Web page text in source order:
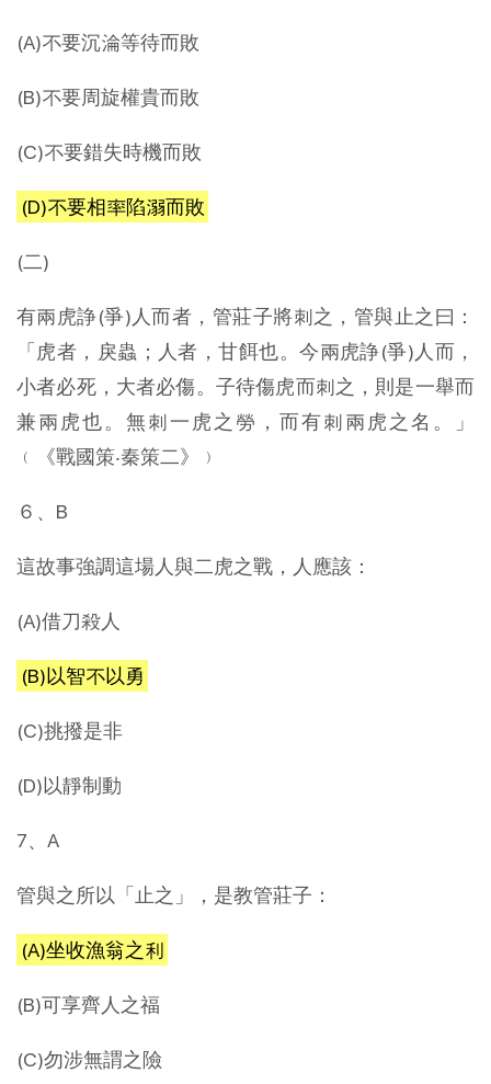
(A)不要沉淪等待而敗
(B)不要周旋權貴而敗
(C)不要錯失時機而敗
(D)不要相率陷溺而敗
(二)
有兩虎諍(爭)人而者，管莊子將刺之，管與止之曰：
「虎者，戾蟲；人者，甘餌也。今兩虎諍(爭)人而，
小者必死，大者必傷。子待傷虎而刺之，則是一舉而
兼兩虎也。無刺一虎之勞，而有刺兩虎之名。」
﹙《戰國策‧秦策二》﹚
６、B
這故事強調這場人與二虎之戰，人應該：
(A)借刀殺人
(B)以智不以勇
(C)挑撥是非
(D)以靜制動
7、A
管與之所以「止之」，是教管莊子：
(A)坐收漁翁之利
(B)可享齊人之福
(C)勿涉無謂之險